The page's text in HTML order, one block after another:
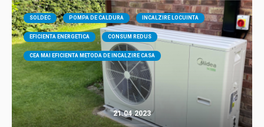
SOLDEC POMPA DE CALDURA INCALZIRE LOCUINTA
EFICIENTA ENERGETICA CONSUM REDUS
CEA MAI EFICIENTA METODA DE INCALZIRE CASA
21.04.2023